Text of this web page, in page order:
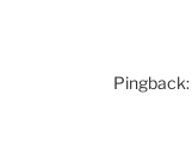
Pingback: